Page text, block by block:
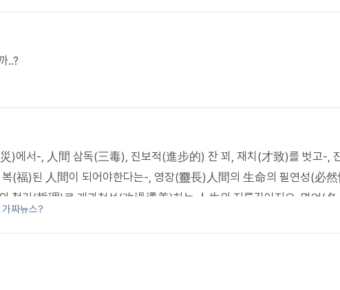
..?
)에서-, 人間 삼독(三毒), 진보적(進步的) 잔 꾀, 재치(才致)를 벗고-,
(福)된 人間이 되어야한다는-, 영장(靈長)人間의 生命의 필연성(必
철리(哲理)로 개과천선(改過遷善)하는 人生의 지름길이지요. 명언(名
짜뉴스?